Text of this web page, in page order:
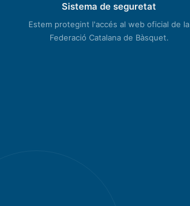
Sistema de seguretat
Estem protegint l'accés al web oficial de la
Federació Catalana de Bàsquet.